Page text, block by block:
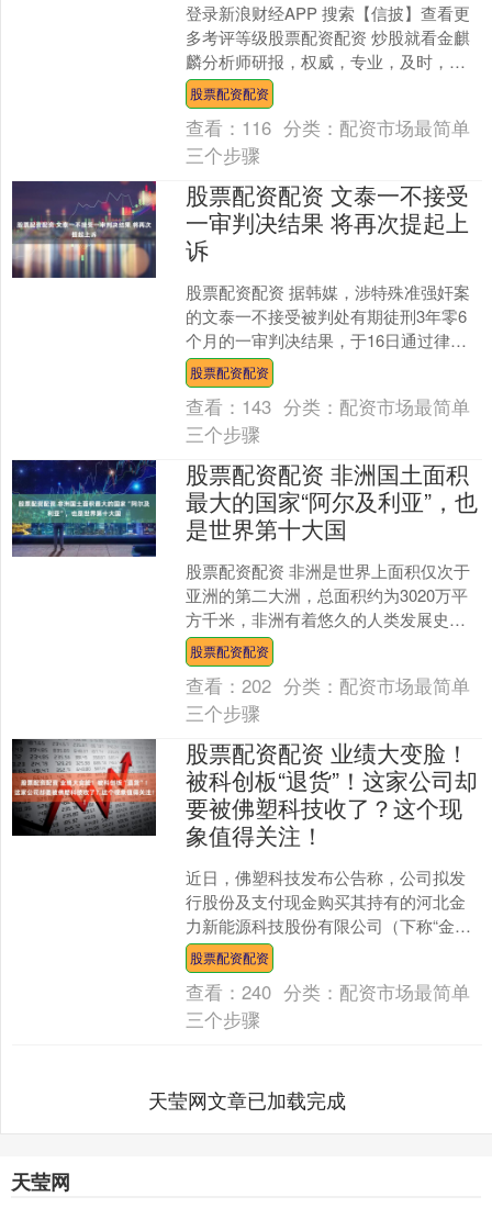
登录新浪财经APP 搜索【信披】查看更
多考评等级股票配资配资 炒股就看金麒
麟分析师研报，权威，专业，及时，全
面，助您挖掘潜力主题机会！ 上市公司
2.95亿元存款....
股票配资配资
查看： 116 分类： 配资市场最简单
三个步骤
股票配资配资 文泰一不接受
一审判决结果 将再次提起上
诉
股票配资配资 据韩媒，涉特殊准强奸案
的文泰一不接受被判处有期徒刑3年零6
个月的一审判决结果，于16日通过律师
对提出上诉。据悉股票配资配资，检方
对一审判决不服，于....
股票配资配资
查看： 143 分类： 配资市场最简单
三个步骤
股票配资配资 非洲国土面积
最大的国家“阿尔及利亚”，也
是世界第十大国
股票配资配资 非洲是世界上面积仅次于
亚洲的第二大洲，总面积约为3020万平
方千米，非洲有着悠久的人类发展史，
非洲东部草原地区目前被认为是人类的
重要起源地。不过，....
股票配资配资
查看：202 分类： 配资市场最简单
三个步骤
股票配资配资 业绩大变脸！
被科创板“退货”！这家公司却
要被佛塑科技收了？这个现
象值得关注！
近日，佛塑科技发布公告称，公司拟发
行股份及支付现金购买其持有的河北金
力新能源科技股份有限公司（下称“金力
股份”）100%股份，并募集配套资金。本
次交易构成上市公....
股票配资配资
查看：240 分类： 配资市场最简单
三个步骤
天莹网文章已加载完成
天莹网